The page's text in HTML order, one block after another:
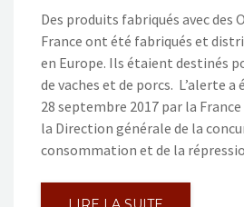
Des produits fabriqués avec des
France ont été fabriqués et
en Europe. Ils étaient destinés
de vaches et de porcs. L’alerte a
28 septembre 2017 par la
la Direction générale de la
consommation et de la